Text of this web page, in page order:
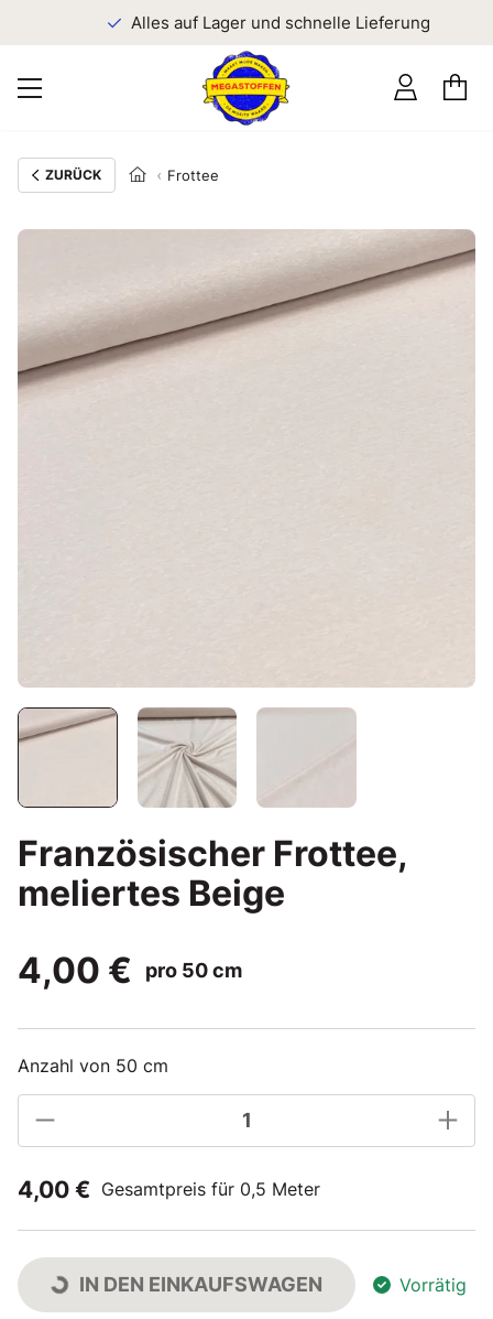
Alles auf Lager und schnelle Lieferung
ZURÜCK Frottee
Französischer Frottee,
meliertes Beige
4,00 €
pro 50 cm
Anzahl von 50 cm
4,00 € Gesamtpreis für 0,5 Meter
IN DEN EINKAUFSWAGEN Vorrätig